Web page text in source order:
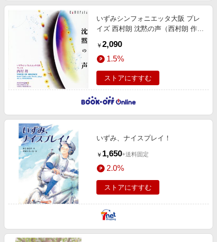
旅行・レジャー・ホテル予約
生活・お役立ち
金融・マネー・保険
デジタルコンテンツ
ビジネス・その他サービス
とことん買い物チャレンジ
Apple公式サイト×楽天カード分割払い
Qoo10メガポ
いずみシンフォニエッタ大阪 プレ
イズ 西村朗 沈黙の声（西村朗 作品
￥ 2,090
1.5%
ストアにすすむ
いずみ、ナイスプレイ！
￥ 1,650+送料固定
2.0%
ストアにすすむ